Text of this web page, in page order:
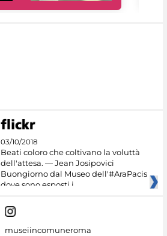
03/10/2018
Beati coloro che coltivano la voluttà
dell'attesa. — Jean Josipovici
Buongiorno dal Museo dell'#AraPacis
dove sono esposti i
museiincomuneroma